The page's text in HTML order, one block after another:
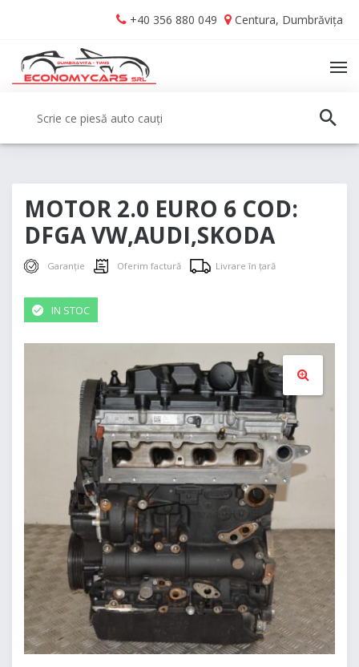
navigation
content
+40 356 880 049 Centura, Dumbrăvița
MOTOR 2.0 EURO 6 COD:
DFGA VW,AUDI,SKODA
Garanție Oferim factură Livrare în țară
IN STOC